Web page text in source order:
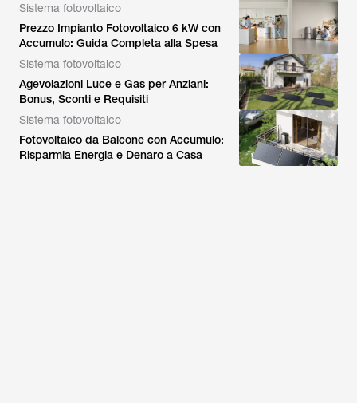
Sistema fotovoltaico
Prezzo Impianto Fotovoltaico 6 kW con
Accumulo: Guida Completa alla Spesa
Sistema fotovoltaico
Agevolazioni Luce e Gas per Anziani:
Bonus, Sconti e Requisiti
Sistema fotovoltaico
Fotovoltaico da Balcone con Accumulo:
Risparmia Energia e Denaro a Casa